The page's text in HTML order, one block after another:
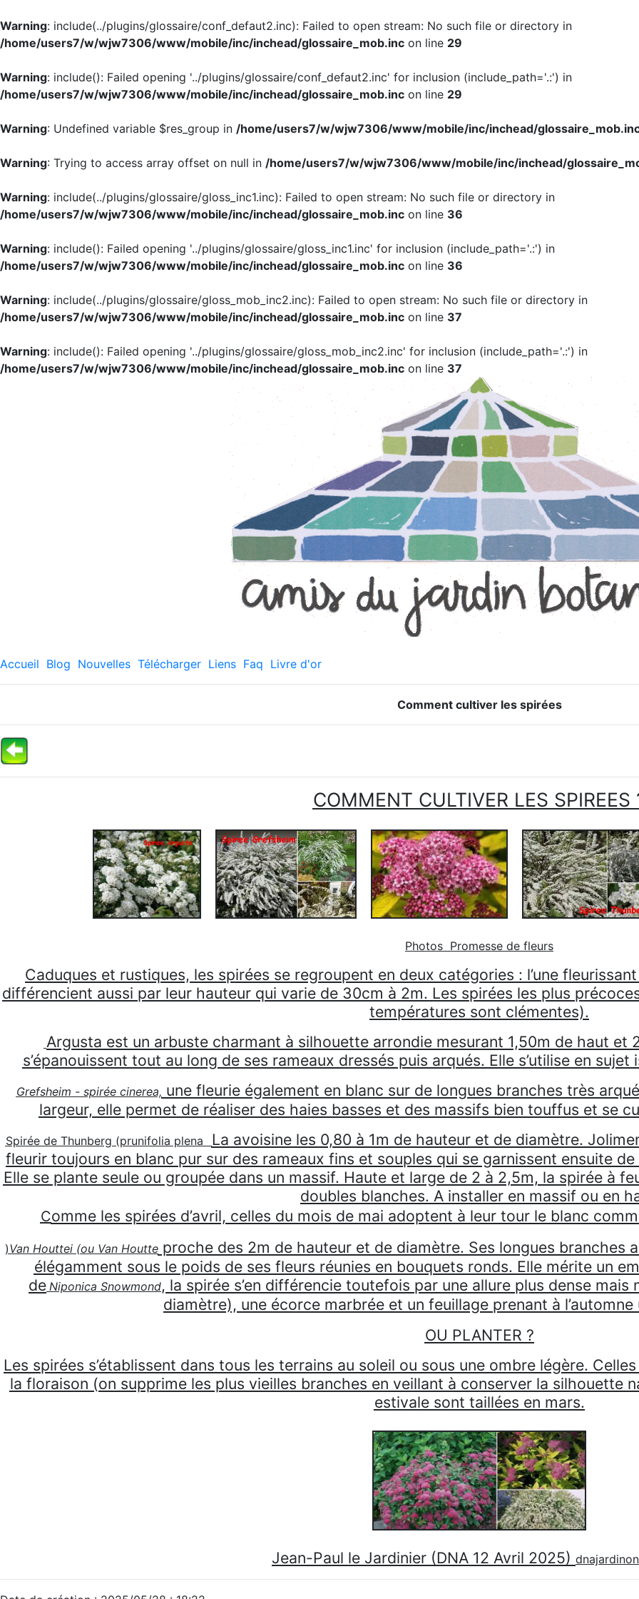
Warning: include(../plugins/glossaire/conf_defaut2.inc): Failed to open stream: No such file or directory in
/home/users7/w/wjw7306/www/mobile/inc/inchead/glossaire_mob.inc on line 29
Warning: include(): Failed opening '../plugins/glossaire/conf_defaut2.inc' for inclusion (include_path='.:') in
/home/users7/w/wjw7306/www/mobile/inc/inchead/glossaire_mob.inc on line 29
Warning: Undefined variable $res_group in /home/users7/w/wjw7306/www/mobile/inc/inchead/
Warning: Trying to access array offset on null in /home/users7/w/wjw7306/www/mobile/inc/inchead/
Warning: include(../plugins/glossaire/gloss_inc1.inc): Failed to open stream: No such file or directory in
/home/users7/w/wjw7306/www/mobile/inc/inchead/glossaire_mob.inc on line 36
Warning: include(): Failed opening '../plugins/glossaire/gloss_inc1.inc' for inclusion (include_path='.:') in
/home/users7/w/wjw7306/www/mobile/inc/inchead/glossaire_mob.inc on line 36
Warning: include(../plugins/glossaire/gloss_mob_inc2.inc): Failed to open stream: No such file or directory in
/home/users7/w/wjw7306/www/mobile/inc/inchead/glossaire_mob.inc on line 37
Warning: include(): Failed opening '../plugins/glossaire/gloss_mob_inc2.inc' for inclusion (include_path='.:') in
/home/users7/w/wjw7306/www/mobile/inc/inchead/glossaire_mob.inc on line 37
Accueil Blog Nouvelles Télécharger Liens Faq Livre d'or
Comment cultiver les spirées
COMMENT CULTIVER LES SPIREES
Photos Promesse de fleurs
Caduques et rustiques, les spirées se regroupent en deux catégories : l’une
différencient aussi par leur hauteur qui varie de 30cm à 2m. Les spirées les plus
températures sont clémentes).
Argusta est un arbuste charmant à silhouette arrondie mesurant 1,50m de haut et
s’épanouissent tout au long de ses rameaux dressés puis arqués. Elle s’utilise en
Grefsheim - spirée cinerea, une fleurie également en blanc sur de longues branches très
largeur, elle permet de réaliser des haies basses et des massifs bien touffus et se
Spirée de Thunberg (prunifolia plena
La avoisine les 0,80 à 1m de hauteur et de diamètre.
fleurir toujours en blanc pur sur des rameaux fins et souples qui se garnissent ensuite
Elle se plante seule ou groupée dans un massif. Haute et large de 2 à 2,5m, la spirée à
doubles blanches. A installer en massif ou en
Comme les spirées d’avril, celles du mois de mai adoptent à leur tour le blanc
)Van Houttei (ou Van Houtteproche des 2m de hauteur et de diamètre. Ses longues branches
élégamment sous le poids de ses fleurs réunies en bouquets ronds. Elle mérite un
de Niponica Snowmond, la spirée s’en différencie toutefois par une allure plus dense
diamètre), une écorce marbrée et un feuillage prenant à
OU PLANTER ?
Les spirées s’établissent dans tous les terrains au soleil ou sous une ombre légère.
la floraison (on supprime les plus vieilles branches en veillant à conserver la silhouette
estivale sont taillées en mars.
Jean-Paul le Jardinier (DNA 12 Avril 2025)